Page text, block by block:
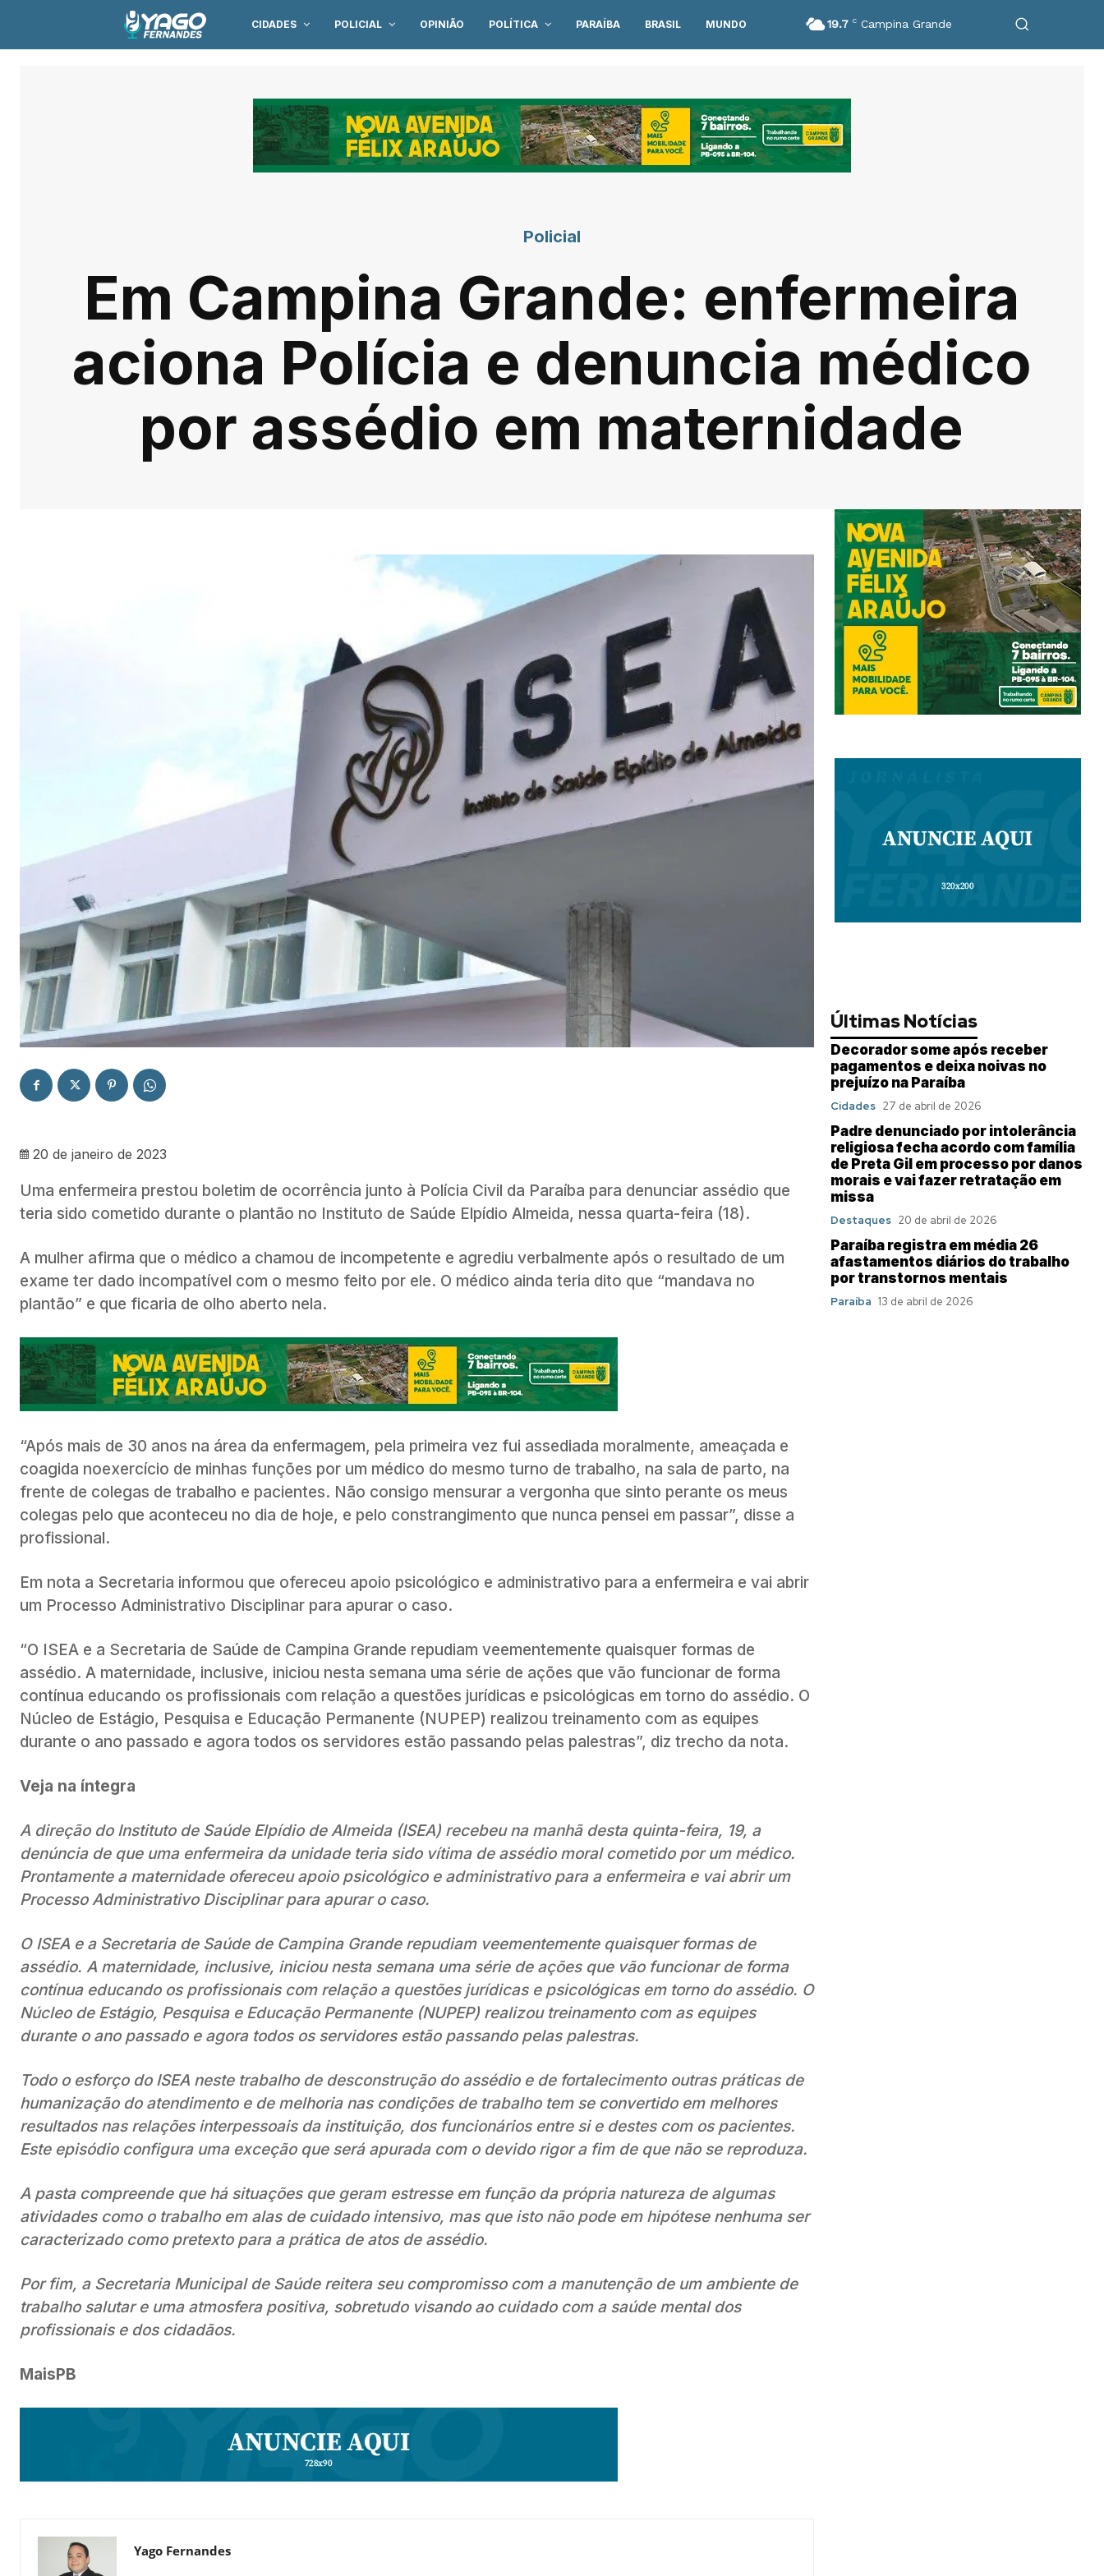
CIDADES POLICIAL OPINIÃO POLÍTICA PARAÍBA BRASIL MUNDO 19.7 C Campina Grande
Policial
Em Campina Grande: enfermeira
aciona Polícia e denuncia médico
por assédio em maternidade
20 de janeiro de 2023
Uma enfermeira prestou boletim de ocorrência junto à Polícia Civil da Paraíba para denunciar assédio que
teria sido cometido durante o plantão no Instituto de Saúde Elpídio Almeida, nessa quarta-feira (18).
A mulher afirma que o médico a chamou de incompetente e agrediu verbalmente após o resultado de um
exame ter dado incompatível com o mesmo feito por ele. O médico ainda teria dito que “mandava no
plantão” e que ficaria de olho aberto nela.
“Após mais de 30 anos na área da enfermagem, pela primeira vez fui assediada moralmente, ameaçada e
coagida noexercício de minhas funções por um médico do mesmo turno de trabalho, na sala de parto, na
frente de colegas de trabalho e pacientes. Não consigo mensurar a vergonha que sinto perante os meus
colegas pelo que aconteceu no dia de hoje, e pelo constrangimento que nunca pensei em passar”, disse a
profissional.
Em nota a Secretaria informou que ofereceu apoio psicológico e administrativo para a enfermeira e vai abrir
um Processo Administrativo Disciplinar para apurar o caso.
“O ISEA e a Secretaria de Saúde de Campina Grande repudiam veementemente quaisquer formas de
assédio. A maternidade, inclusive, iniciou nesta semana uma série de ações que vão funcionar de forma
contínua educando os profissionais com relação a questões jurídicas e psicológicas em torno do assédio. O
Núcleo de Estágio, Pesquisa e Educação Permanente (NUPEP) realizou treinamento com as equipes
durante o ano passado e agora todos os servidores estão passando pelas palestras”, diz trecho da nota.
Veja na íntegra
A direção do Instituto de Saúde Elpídio de Almeida (ISEA) recebeu na manhã desta quinta-feira, 19, a
denúncia de que uma enfermeira da unidade teria sido vítima de assédio moral cometido por um médico.
Prontamente a maternidade ofereceu apoio psicológico e administrativo para a enfermeira e vai abrir um
Processo Administrativo Disciplinar para apurar o caso.
O ISEA e a Secretaria de Saúde de Campina Grande repudiam veementemente quaisquer formas de
assédio. A maternidade, inclusive, iniciou nesta semana uma série de ações que vão funcionar de forma
contínua educando os profissionais com relação a questões jurídicas e psicológicas em torno do assédio. O
Núcleo de Estágio, Pesquisa e Educação Permanente (NUPEP) realizou treinamento com as equipes
durante o ano passado e agora todos os servidores estão passando pelas palestras.
Todo o esforço do ISEA neste trabalho de desconstrução do assédio e de fortalecimento outras práticas de
humanização do atendimento e de melhoria nas condições de trabalho tem se convertido em melhores
resultados nas relações interpessoais da instituição, dos funcionários entre si e destes com os pacientes.
Este episódio configura uma exceção que será apurada com o devido rigor a fim de que não se reproduza.
A pasta compreende que há situações que geram estresse em função da própria natureza de algumas
atividades como o trabalho em alas de cuidado intensivo, mas que isto não pode em hipótese nenhuma ser
caracterizado como pretexto para a prática de atos de assédio.
Por fim, a Secretaria Municipal de Saúde reitera seu compromisso com a manutenção de um ambiente de
trabalho salutar e uma atmosfera positiva, sobretudo visando ao cuidado com a saúde mental dos
profissionais e dos cidadãos.
MaisPB
Yago Fernandes
Últimas Notícias
Decorador some após receber
pagamentos e deixa noivas no
prejuízo na Paraíba
Cidades 27 de abril de 2026
Padre denunciado por intolerância
religiosa fecha acordo com família
de Preta Gil em processo por danos
morais e vai fazer retratação em
missa
Destaques 20 de abril de 2026
Paraíba registra em média 26
afastamentos diários do trabalho
por transtornos mentais
Paraíba 13 de abril de 2026